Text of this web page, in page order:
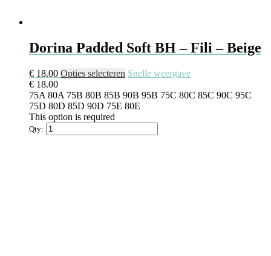
Dorina Padded Soft BH – Fili – Beige
€ 18.00 Opties selecteren Snelle weergave
€ 18.00
75A 80A 75B 80B 85B 90B 95B 75C 80C 85C 90C 95C
75D 80D 85D 90D 75E 80E
This option is required
Qty: